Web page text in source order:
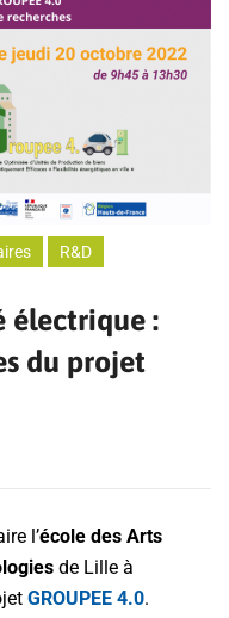
R&D
électrique :
du projet
l’école des Arts
de Lille à
GROUPEE 4.0.